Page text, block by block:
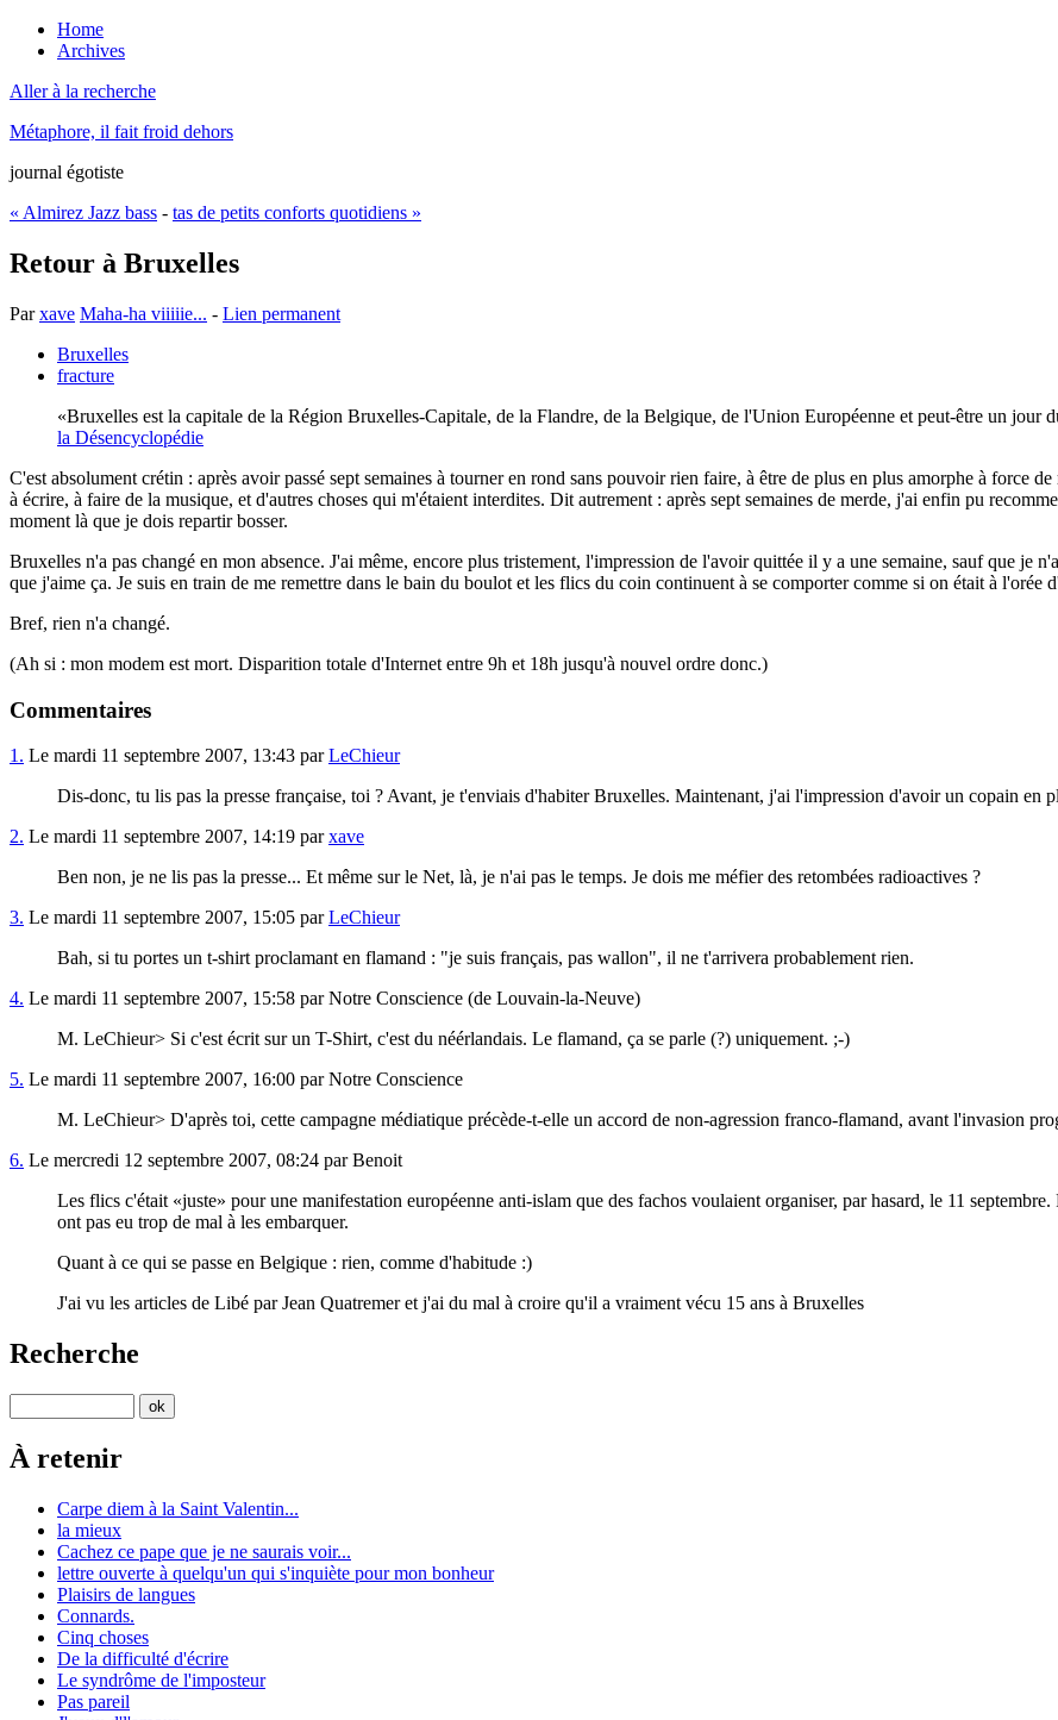
Home
Archives
Aller à la recherche
Métaphore, il fait froid dehors
journal égotiste
« Almirez Jazz bass - tas de petits conforts quotidiens »
Retour à Bruxelles
Parxave Maha-ha viiiiie... - Lien permanent
Bruxelles
fracture
Bruxelles est la capitale de la Région Bruxelles-Capitale, de la Flandre, de la Belgique, de l'Union Européenne et peut-être un jour
la Désencyclopédie
C'est absolument crétin : après avoir passé sept semaines à tourner en rond sans pouvoir rien faire, à être de plus en plus amorphe à force
à écrire, à faire de la musique, et d'autres choses qui m'étaient interdites. Dit autrement : après sept semaines de merde, j'ai enfin pu
moment là que je dois repartir bosser.
Bruxelles n'a pas changé en mon absence. J'ai même, encore plus tristement, l'impression de l'avoir quittée il y a une semaine, sauf que je
que j'aime ça. Je suis en train de me remettre dans le bain du boulot et les flics du coin continuent à se comporter comme si on était à l'orée
Bref, rien n'a changé.
(Ah si : mon modem est mort. Disparition totale d'Internet entre 9h et 18h jusqu'à nouvel ordre donc.)
Commentaires
1. Le mardi 11 septembre 2007, 13:43 parLeChieur
Dis-donc, tu lis pas la presse française, toi ? Avant, je t'enviais d'habiter Bruxelles. Maintenant, j'ai l'impression d'avoir un copain en
2. Le mardi 11 septembre 2007, 14:19 parxave
Ben non, je ne lis pas la presse... Et même sur le Net, là, je n'ai pas le temps. Je dois me méfier des retombées radioactives ?
3. Le mardi 11 septembre 2007, 15:05 parLeChieur
Bah, si tu portes un t-shirt proclamant en flamand : "je suis français, pas wallon", il ne t'arrivera probablement rien.
4. Le mardi 11 septembre 2007, 15:58 par Notre Conscience (de Louvain-la-Neuve)
M. LeChieur> Si c'est écrit sur un T-Shirt, c'est du néérlandais. Le flamand, ça se parle (?) uniquement. ;-)
5. Le mardi 11 septembre 2007, 16:00 par Notre Conscience
M. LeChieur> D'après toi, cette campagne médiatique précède-t-elle un accord de non-agression franco-flamand, avant l'invasion
6. Le mercredi 12 septembre 2007, 08:24 par Benoit
Les flics c'était
juste
pour une manifestation européenne anti-islam que des fachos voulaient organiser, par hasard, le 11
ont pas eu trop de mal à les embarquer.
Quant à ce qui se passe en Belgique : rien, comme d'habitude :)
J'ai vu les articles de Libé par Jean Quatremer et j'ai du mal à croire qu'il a vraiment vécu 15 ans à Bruxelles
Recherche
À retenir
Carpe diem à la Saint Valentin...
la mieux
Cachez ce pape que je ne saurais voir...
lettre ouverte à quelqu'un qui s'inquiète pour mon bonheur
Plaisirs de langues
Connards.
Cinq choses
De la difficulté d'écrire
Le syndrôme de l'imposteur
Pas pareil